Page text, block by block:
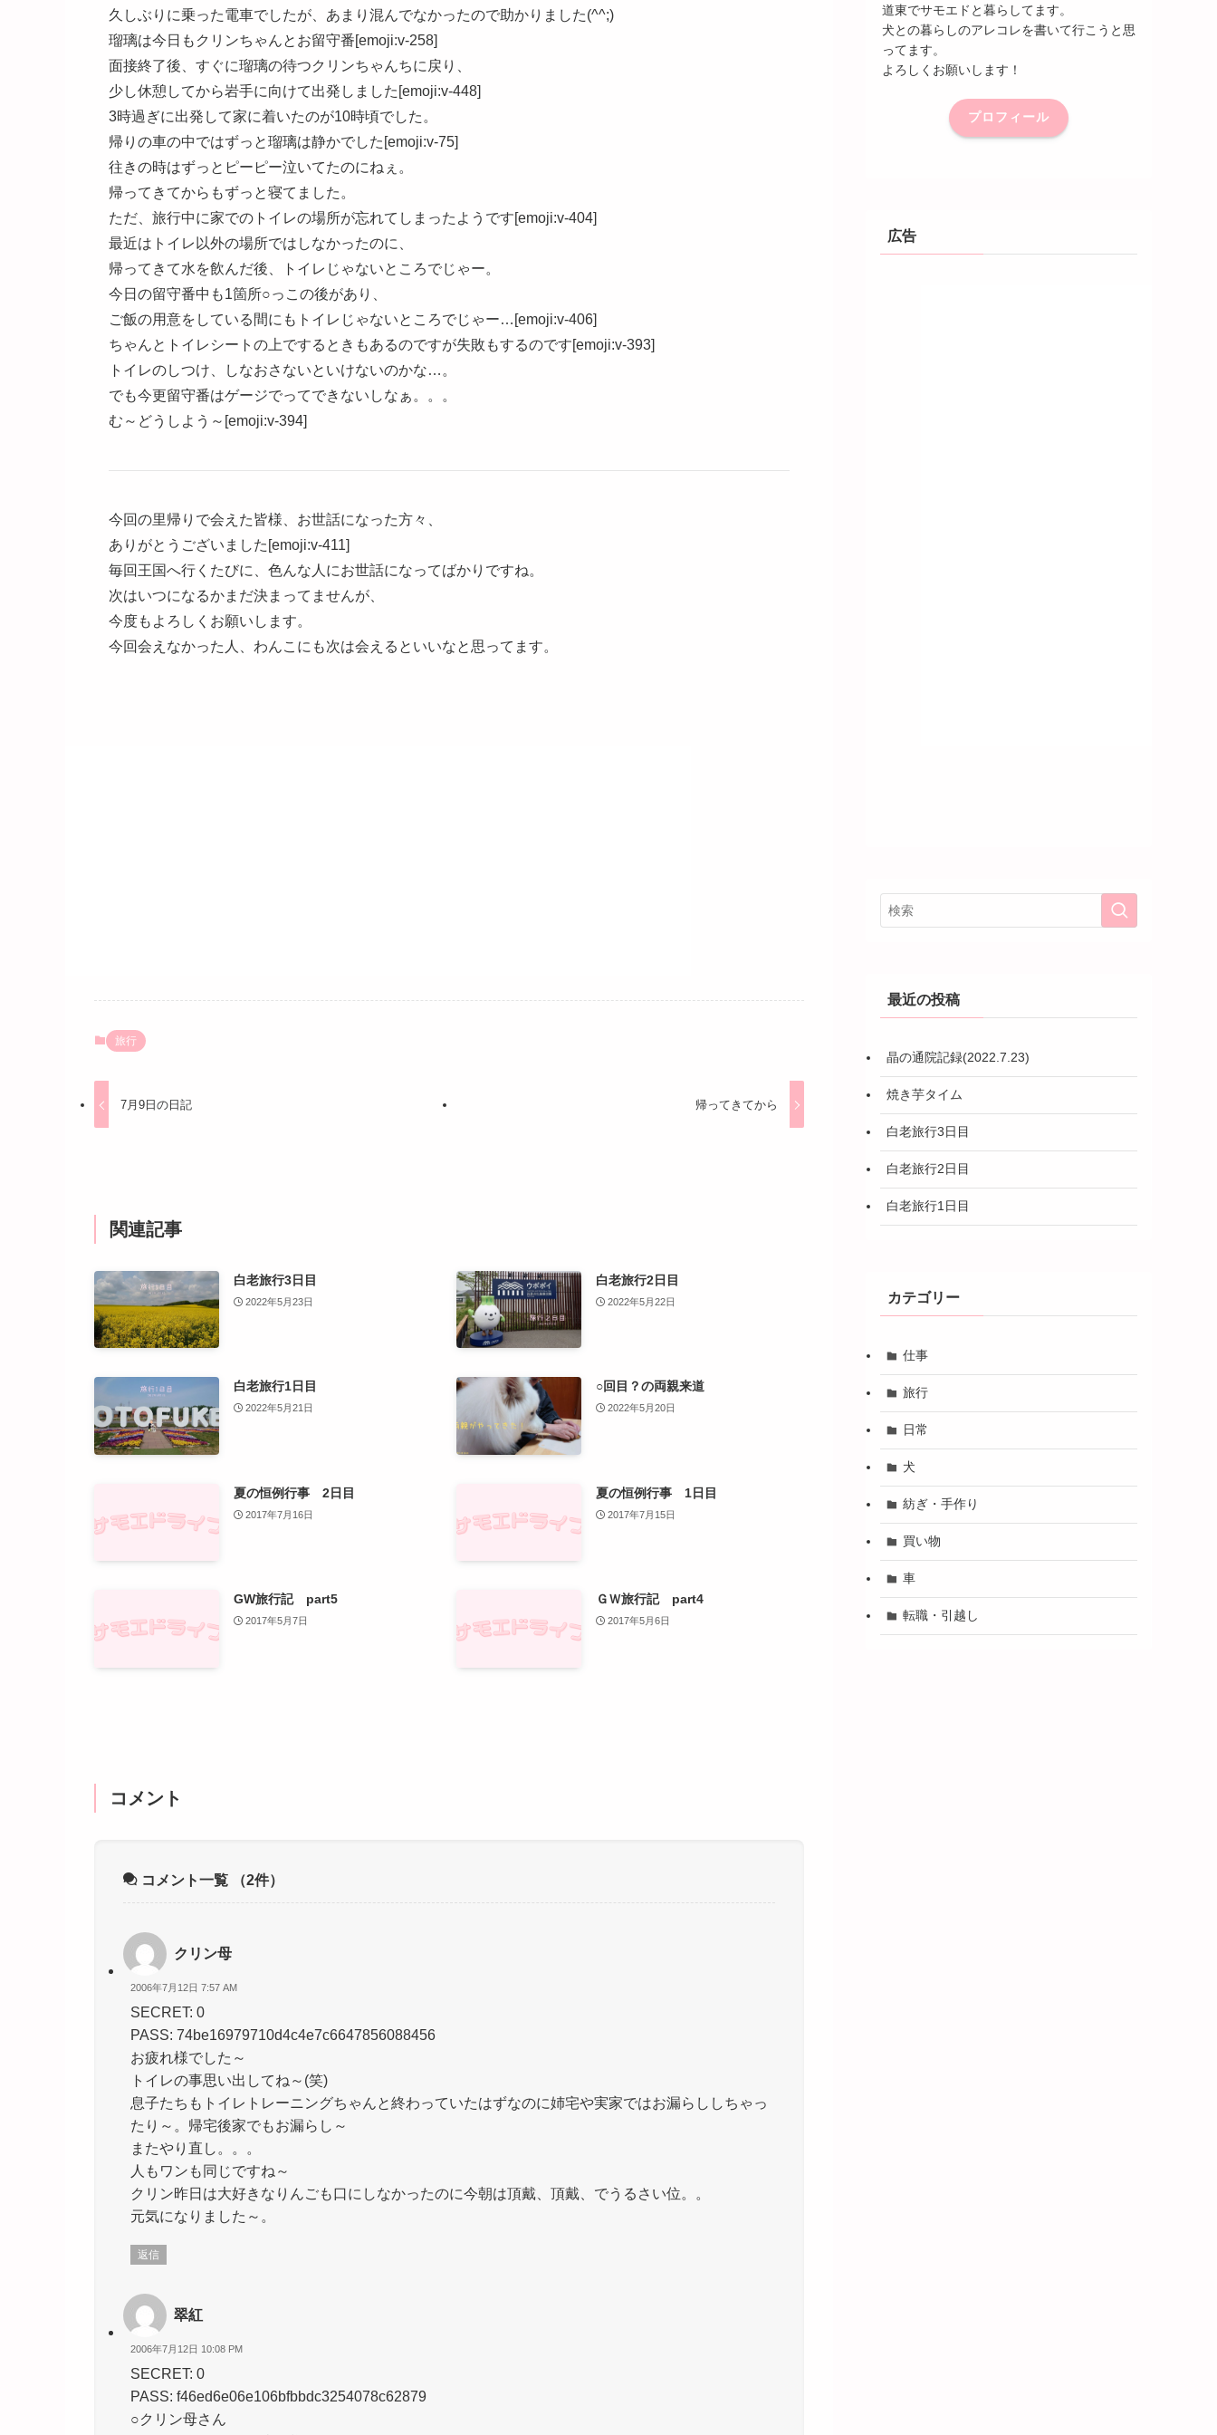
久しぶりに乗った電車でしたが、あまり混んでなかったので助かりました(^^;)
瑠璃は今日もクリンちゃんとお留守番[emoji:v-258]
面接終了後、すぐに瑠璃の待つクリンちゃんちに戻り、
少し休憩してから岩手に向けて出発しました[emoji:v-448]
3時過ぎに出発して家に着いたのが10時頃でした。
帰りの車の中ではずっと瑠璃は静かでした[emoji:v-75]
往きの時はずっとピーピー泣いてたのにねぇ。
帰ってきてからもずっと寝てました。
ただ、旅行中に家でのトイレの場所が忘れてしまったようです[emoji:v-404]
最近はトイレ以外の場所ではしなかったのに、
帰ってきて水を飲んだ後、トイレじゃないところでじゃー。
今日の留守番中も1箇所○っこの後があり、
ご飯の用意をしている間にもトイレじゃないところでじゃー…[emoji:v-406]
ちゃんとトイレシートの上でするときもあるのですが失敗もするのです[emoji:v-393]
トイレのしつけ、しなおさないといけないのかな…。
でも今更留守番はゲージでってできないしなぁ。。。
む～どうしよう～[emoji:v-394]
今回の里帰りで会えた皆様、お世話になった方々、
ありがとうございました[emoji:v-411]
毎回王国へ行くたびに、色んな人にお世話になってばかりですね。
次はいつになるかまだ決まってませんが、
今度もよろしくお願いします。
今回会えなかった人、わんこにも次は会えるといいなと思ってます。
旅行
7月9日の日記 帰ってきてから
関連記事
白老旅行3日目
2022年5月23日
白老旅行2日目
2022年5月22日
白老旅行1日目
2022年5月21日
○回目？の両親来道
2022年5月20日
夏の恒例行事 2日目
2017年7月16日
夏の恒例行事 1日目
2017年7月15日
GW旅行記 part5
2017年5月7日
ＧＷ旅行記 part4
2017年5月6日
コメント
コメント一覧 （2件）
クリン母
2006年7月12日 7:57 AM
SECRET: 0
PASS: 74be16979710d4c4e7c6647856088456
お疲れ様でした～
トイレの事思い出してね～(笑)
息子たちもトイレトレーニングちゃんと終わっていたはずなのに姉宅や実家ではお漏らししちゃっ
たり～。帰宅後家でもお漏らし～
またやり直し。。。
人もワンも同じですね～
クリン昨日は大好きなりんごも口にしなかったのに今朝は頂戴、頂戴、でうるさい位。。
元気になりました～。
返信
翠紅
2006年7月12日 10:08 PM
SECRET: 0
PASS: f46ed6e06e106bfbbdc3254078c62879
○クリン母さん
道東でサモエドと暮らしてます。
犬との暮らしのアレコレを書いて行こうと思
ってます。
よろしくお願いします！
プロフィール
広告
最近の投稿
晶の通院記録(2022.7.23)
焼き芋タイム
白老旅行3日目
白老旅行2日目
白老旅行1日目
カテゴリー
仕事
旅行
日常
犬
紡ぎ・手作り
買い物
車
転職・引越し